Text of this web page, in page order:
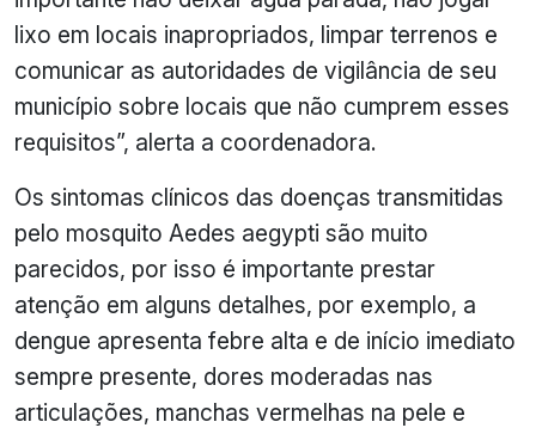
lixo em locais inapropriados, limpar terrenos e
comunicar as autoridades de vigilância de seu
município sobre locais que não cumprem esses
requisitos”, alerta a coordenadora.
Os sintomas clínicos das doenças transmitidas
pelo mosquito Aedes aegypti são muito
parecidos, por isso é importante prestar
atenção em alguns detalhes, por exemplo, a
dengue apresenta febre alta e de início imediato
sempre presente, dores moderadas nas
articulações, manchas vermelhas na pele e